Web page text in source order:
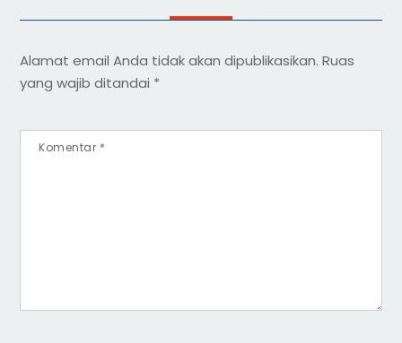
Alamat email Anda tidak akan dipublikasikan. Ruas
yang wajib ditandai *
Komentar *